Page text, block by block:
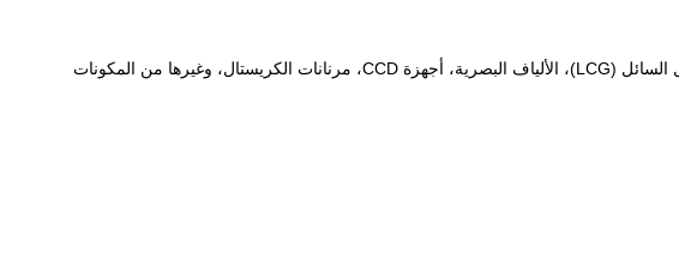
أشباه الموصلات، حزم الدوائر المتكاملة، لوحات الدوائر المطبوعة (PCBs)، رقائق السيليكون، السيراميك، لوحات زجاج الكريستال السائل (LCG)، الألياف البصرية، أجهزة CCD، مرنانات الكريستال، وغيرها من المكونات